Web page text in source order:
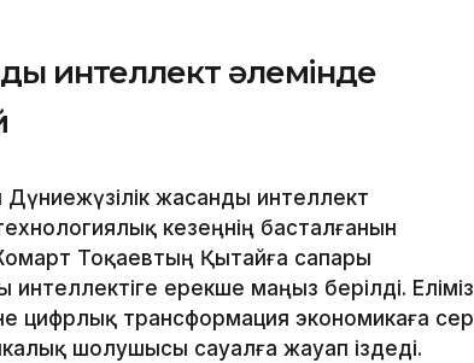
интеллект әлемінде
жасанды интеллект
кезеңнің басталғанын
Тоқаевтың Қытайға сапары
ерекше маңыз берілді. Еліміз
цифрлық трансформация экономикаға әсер
шолушысы сауалға жауап іздеді.